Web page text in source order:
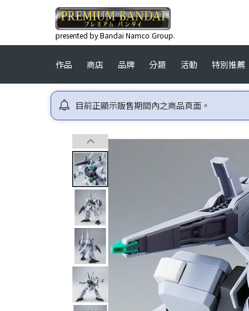
presented by Bandai Namco Group.
作品 商店 品牌 分類 活動 特別推薦
目前正顯示販售期間內之商品頁面。
首頁 高達 機動戰士高達UC (UNICORN)